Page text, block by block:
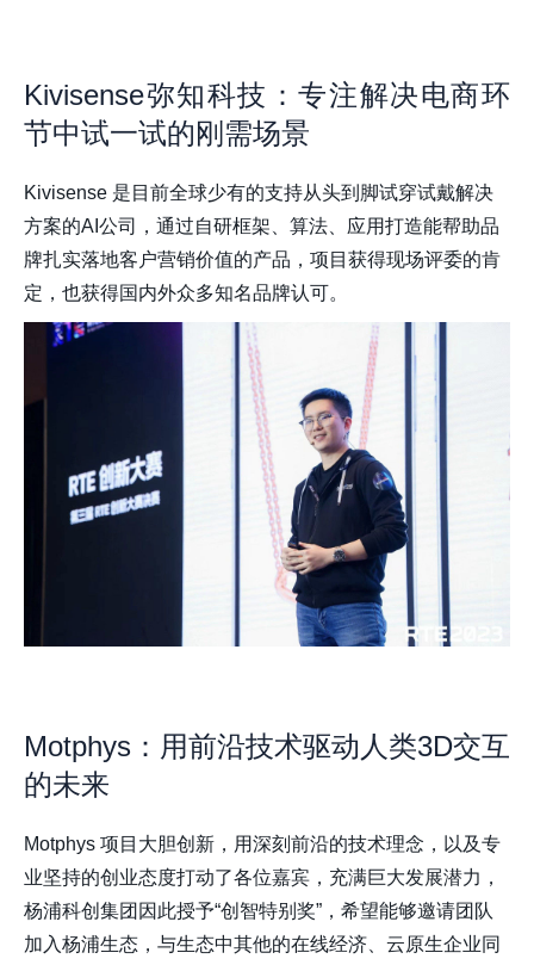
Kivisense弥知科技：专注解决电商环
节中试一试的刚需场景
Kivisense 是目前全球少有的支持从头到脚试穿试戴解决
方案的AI公司，通过自研框架、算法、应用打造能帮助品
牌扎实落地客户营销价值的产品，项目获得现场评委的肯
定，也获得国内外众多知名品牌认可。
Motphys：用前沿技术驱动人类3D交互
的未来
Motphys 项目大胆创新，用深刻前沿的技术理念，以及专
业坚持的创业态度打动了各位嘉宾，充满巨大发展潜力，
杨浦科创集团因此授予“创智特别奖”，希望能够邀请团队
加入杨浦生态，与生态中其他的在线经济、云原生企业同